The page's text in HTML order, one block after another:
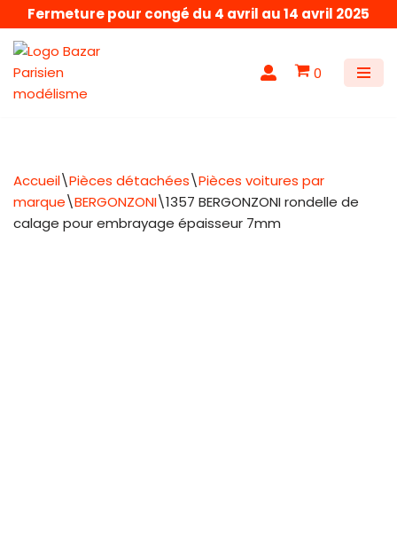
Aller
au
contenu
Fermeture pour congé du 4 avril au 14 avril 2025
0
Accueil\Pièces détachées\Pièces voitures par
marque\BERGONZONI\1357 BERGONZONI rondelle de
calage pour embrayage épaisseur 7mm